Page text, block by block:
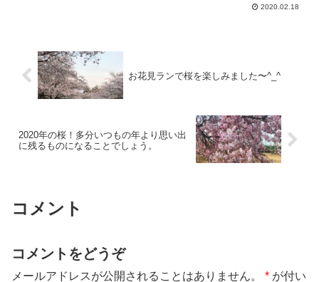
2020.02.18
お花見ランで桜を楽しみました〜^_^
2020年の桜！多分いつもの年より思い出
に残るものになることでしょう。
コメント
コメントをどうぞ
メールアドレスが公開されることはありません。 * が付い